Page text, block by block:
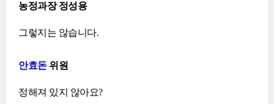
농정과장 정성용
그렇지는 않습니다.
안효돈위원
정해져 있지 않아요?